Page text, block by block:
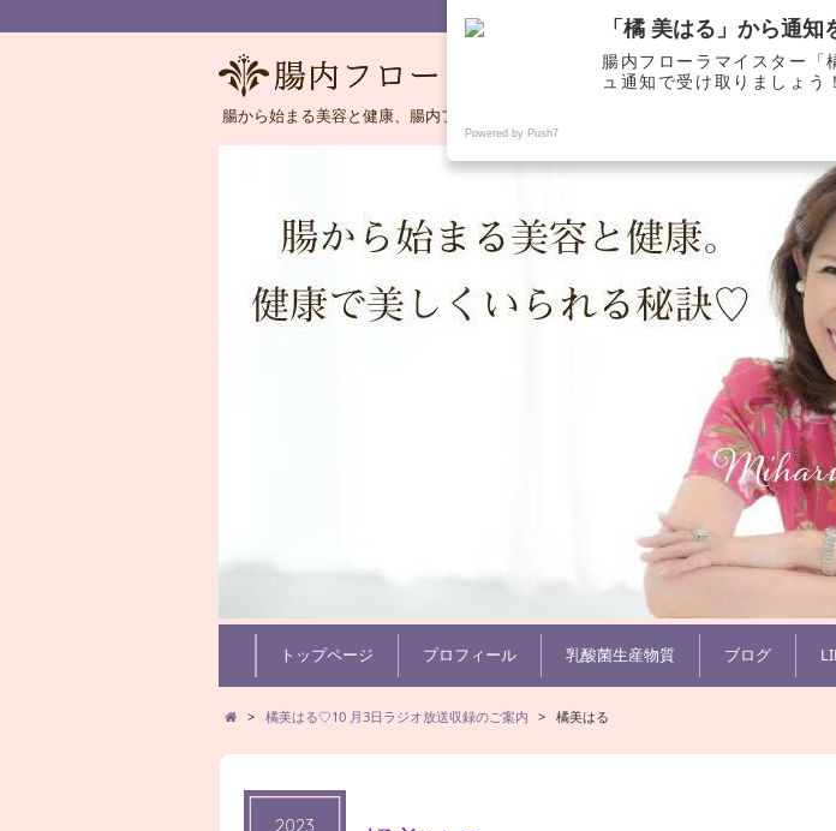
腸から始まる美容と健康、腸内フローラの語りべとして21年。 健康で美しくいられる
トップページ プロフィール 乳酸菌生産物質 ブログ
> 橘美はる♡10 月3日ラジオ放送収録のご案内 > 橘美はる
2023
「橘 美はる」から通知
腸内フローラマイスター「
ュ通知で受け取りましょう！
Powered by Push7